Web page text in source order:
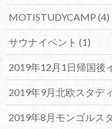
MOTISTUDYCAMP (4)
サウナイベント (1)
2019年12月1日帰国後
2019年9月北欧スタデ
2019年8月モンゴルス